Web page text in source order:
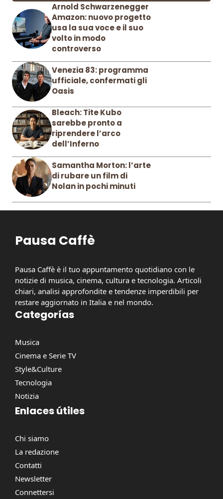
Arnold Schwarzenegger
Amazon: nuovo progetto
usa la sua voce e il suo
volto in modo
controverso
Venezia 83: programma
ufficiale, confermati gli
Oasis
Bleach: Tite Kubo
sarebbe pronto a
riprendere l’arco
dell’Inferno
Samantha Morton: l’arte
di rubare un film di
Nolan in pochi minuti
Pausa Caffè
Pausa Caffè è il tuo appuntamento quotidiano con le
notizie di musica, cinema, cultura e tecnologia. Articoli
chiari, analisi approfondite e tendenze imperdibili per
restare aggiornato in Italia e nel mondo.
Categorías
Musica
Cinema e Serie TV
Style&Culture
Tecnologia
Notizia
Enlaces útiles
Chi siamo
La redazione
Contatti
Newsletter
Connettersi